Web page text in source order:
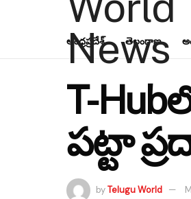
ఆంధ్రప్రదేశ్ తెలంగాణ
T-
పట్టా
byTelugu World